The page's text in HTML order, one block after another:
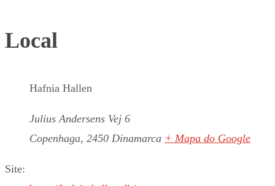
Local
Hafnia Hallen
Julius Andersens Vej 6
Copenhaga, 2450 Dinamarca + Mapa do Google
Site: